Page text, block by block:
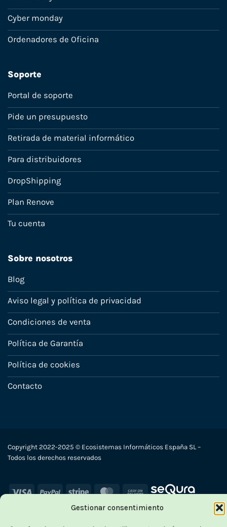
Gestionar consentimiento
Cyber monday
Ordenadores de Oficina
Soporte
Portal de soporte
Pide un presupuesto
Retirada de material informático
Para distribuidores
DropShipping
Plan Renove
Tu cuenta
Sobre nosotros
Blog
Aviso legal y política de privacidad
Condiciones de venta
Política de Garantía
Política de cookies
Contacto
Copyright 2022-2025 © Ecosistemas Informáticos España SL –
Todos los derechos reservados
Visa PayPal Stripe MasterCard
Cash
On